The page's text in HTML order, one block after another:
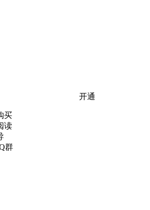
开通
买
读
群